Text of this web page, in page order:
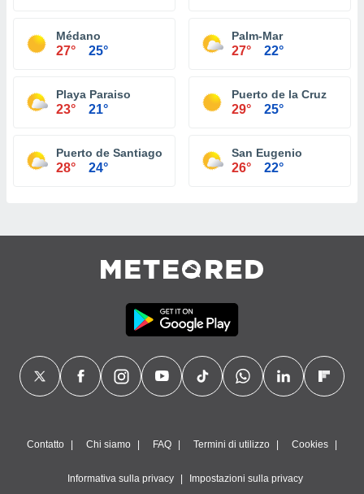
Médano
27° 25°
Palm-Mar
27° 22°
Playa Paraiso
23° 21°
Puerto de la Cruz
29° 25°
Puerto de Santiago
28° 24°
San Eugenio
26° 22°
Contatto Chi siamo FAQ Termini di utilizzo Cookies
Informativa sulla privacy Impostazioni sulla privacy